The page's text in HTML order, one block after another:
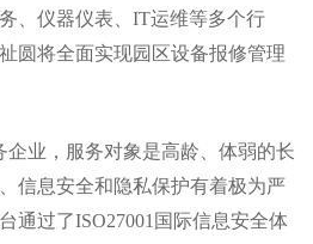
、仪器仪表、IT运维等多个行
圆将全面实现园区设备报修管理
业，服务对象是高龄、体弱的长
信息安全和隐私保护有着极为严
通过了ISO27001国际信息安全体